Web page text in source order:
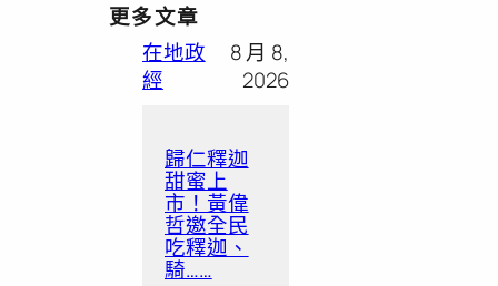
更多文章
在地政
經
8 月 8,
2026
歸仁釋迦
甜蜜上
市！黃偉
哲邀全民
吃釋迦、
騎……